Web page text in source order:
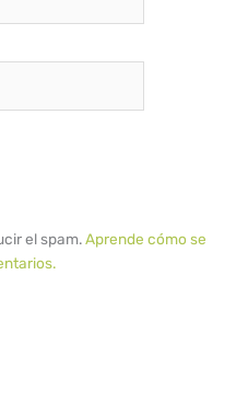
el spam.Aprende cómo se